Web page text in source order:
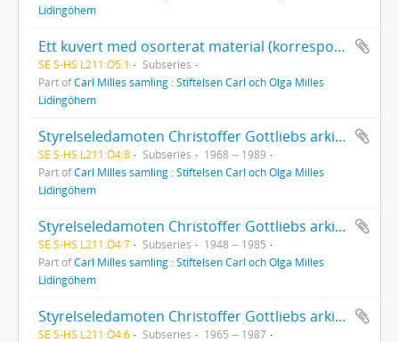
Lidingöhem
Ett kuvert med osorterat material (korrespondens, kopior av protokoll, o. dyl.).
SE S-HS L211:Ö5:1
Subseries
Part ofCarl Milles samling : Stiftelsen Carl och Olga Milles
Lidingöhem
Styrelseledamoten Christoffer Gottliebs arkiv: Personalärenden.
SE S-HS L211:Ö4:8 Subseries
1968 -- 1989
Part ofCarl Milles samling : Stiftelsen Carl och Olga Milles
Lidingöhem
Styrelseledamoten Christoffer Gottliebs arkiv: Diverse handlingar rörande Stiftelsen (kopior).
SE S-HS L211:Ö4:7 Subseries
1948 -- 1985
Part ofCarl Milles samling : Stiftelsen Carl och Olga Milles
Lidingöhem
Styrelseledamoten Christoffer Gottliebs arkiv: Handlingar rörande byggnationer.
SE S-HS L211:Ö4:6 Subseries
1965 -- 1987